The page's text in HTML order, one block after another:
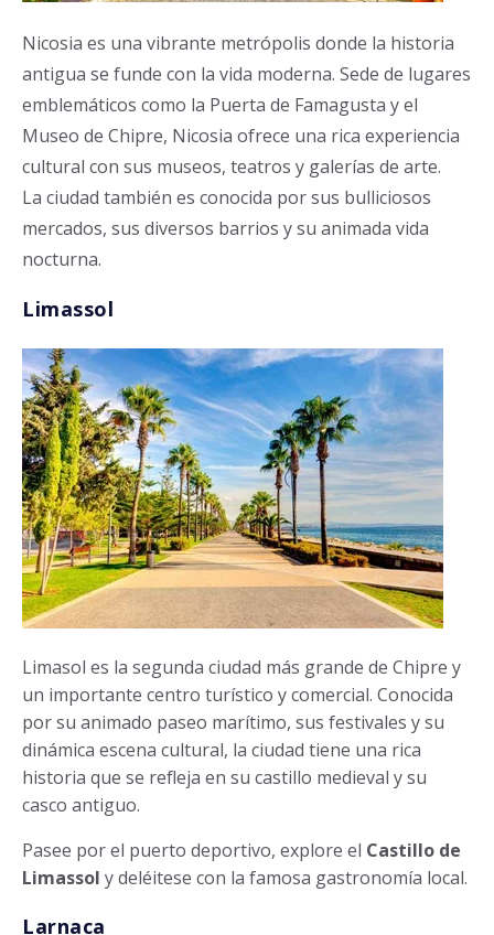
Nicosia es una vibrante metrópolis donde la historia
antigua se funde con la vida moderna. Sede de lugares
emblemáticos como la Puerta de Famagusta y el
Museo de Chipre, Nicosia ofrece una rica experiencia
cultural con sus museos, teatros y galerías de arte.
La ciudad también es conocida por sus bulliciosos
mercados, sus diversos barrios y su animada vida
nocturna.
Limassol
Limasol es la segunda ciudad más grande de Chipre y
un importante centro turístico y comercial. Conocida
por su animado paseo marítimo, sus festivales y su
dinámica escena cultural, la ciudad tiene una rica
historia que se refleja en su castillo medieval y su
casco antiguo.
Pasee por el puerto deportivo, explore el Castillo de
Limassol y deléitese con la famosa gastronomía local.
Larnaca